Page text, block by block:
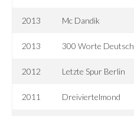
2013 Mc Dandik
2013 300 Worte Deutsch
2012 Letzte Spur Berlin
2011 Dreiviertelmond